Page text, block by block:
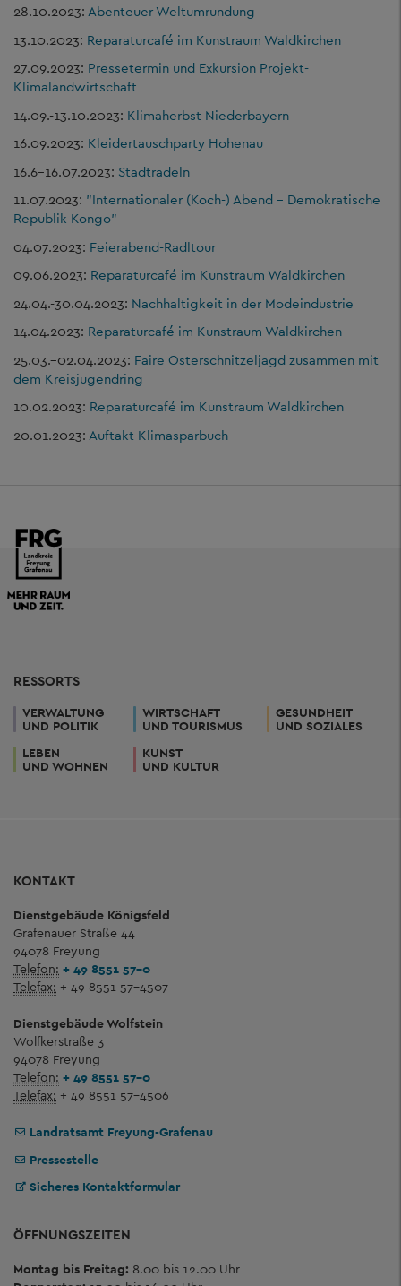
28.10.2023: Abenteuer Weltumrundung
13.10.2023: Reparaturcafé im Kunstraum Waldkirchen
27.09.2023: Pressetermin und Exkursion Projekt-
Klimalandwirtschaft
14.09.-13.10.2023: Klimaherbst Niederbayern
16.09.2023: Kleidertauschparty Hohenau
16.6-16.07.2023: Stadtradeln
11.07.2023: "Internationaler (Koch-) Abend - Demokratische
Republik Kongo"
04.07.2023: Feierabend-Radltour
09.06.2023: Reparaturcafé im Kunstraum Waldkirchen
24.04.-30.04.2023: Nachhaltigkeit in der Modeindustrie
14.04.2023: Reparaturcafé im Kunstraum Waldkirchen
25.03.–02.04.2023: Faire Osterschnitzeljagd zusammen mit
dem Kreisjugendring
10.02.2023: Reparaturcafé im Kunstraum Waldkirchen
20.01.2023: Auftakt Klimasparbuch
RESSORTS
VERWALTUNG
UND POLITIK
WIRTSCHAFT
UND TOURISMUS
GESUNDHEIT
UND SOZIALES
LEBEN
UND WOHNEN
KUNST
UND KULTUR
KONTAKT
Dienstgebäude Königsfeld
Grafenauer Straße 44
94078 Freyung
Telefon: + 49 8551 57-0
Telefax: + 49 8551 57-4507
Dienstgebäude Wolfstein
Wolfkerstraße 3
94078 Freyung
Telefon: + 49 8551 57-0
Telefax: + 49 8551 57-4506
Landratsamt Freyung-Grafenau
Pressestelle
Sicheres Kontaktformular
ÖFFNUNGSZEITEN
Montag bis Freitag: 8.00 bis 12.00 Uhr